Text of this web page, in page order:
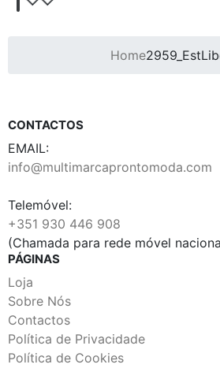
Home
CONTACTOS
EMAIL:
info@multimarcaprontomoda.com
Telemóvel:
+351 930 446 908
(Chamada para rede móvel
PÁGINAS
Loja
Sobre Nós
Contactos
Política de Privacidade
Política de Cookies